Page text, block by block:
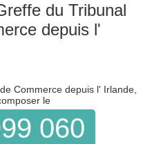
du Tribunal
depuis l'
Commerce depuis l' Irlande,
le
060